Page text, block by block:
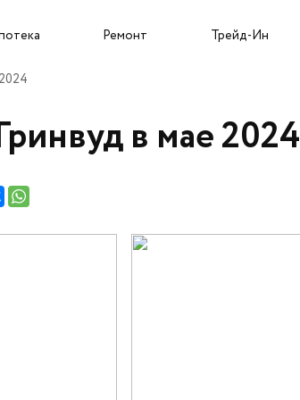
Ремонт Трейд-Ин
и новоселам
Ин в мае 2024